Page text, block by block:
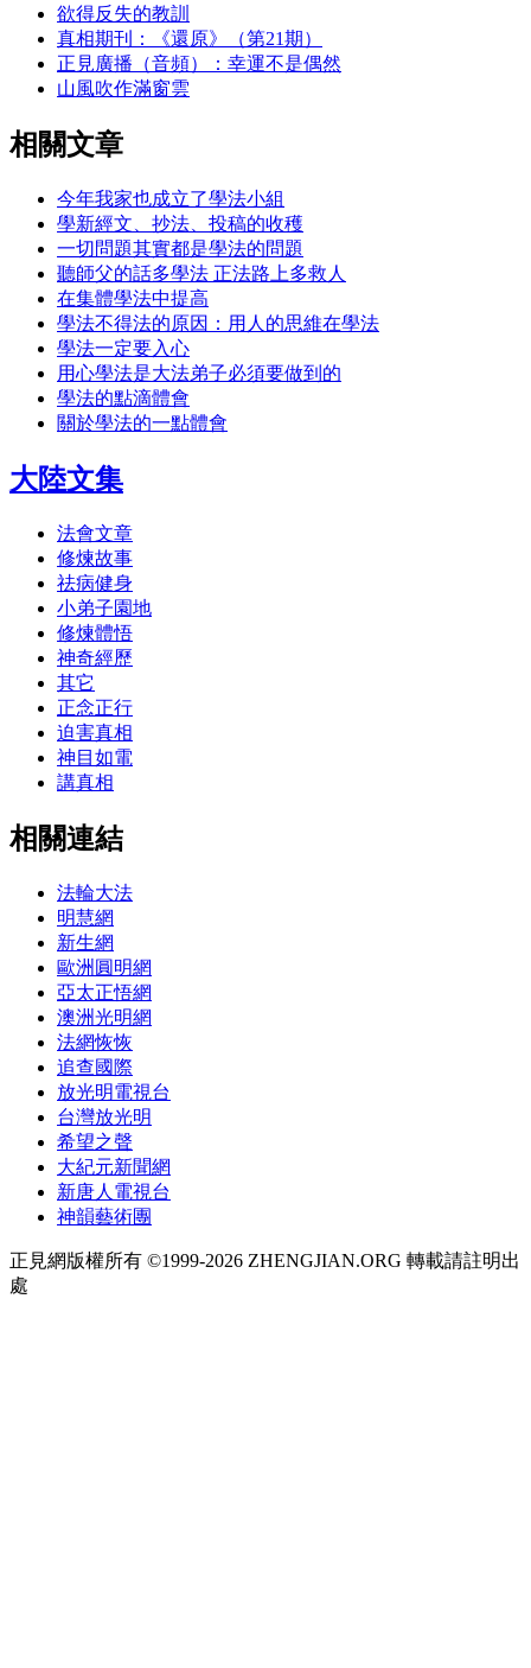
欲得反失的教訓
真相期刊：《還原》（第21期）
正見廣播（音頻）：幸運不是偶然
山風吹作滿窗雲
相關文章
今年我家也成立了學法小組
學新經文、抄法、投稿的收穫
一切問題其實都是學法的問題
聽師父的話多學法 正法路上多救人
在集體學法中提高
學法不得法的原因：用人的思維在學法
學法一定要入心
用心學法是大法弟子必須要做到的
學法的點滴體會
關於學法的一點體會
大陸文集
法會文章
修煉故事
祛病健身
小弟子園地
修煉體悟
神奇經歷
其它
正念正行
迫害真相
神目如電
講真相
相關連結
法輪大法
明慧網
新生網
歐洲圓明網
亞太正悟網
澳洲光明網
法網恢恢
追查國際
放光明電視台
台灣放光明
希望之聲
大紀元新聞網
新唐人電視台
神韻藝術團
正見網版權所有 ©1999-2026 ZHENGJIAN.ORG 轉載請註明出
處